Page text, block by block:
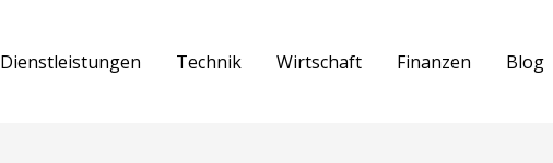
Dienstleistungen Technik Wirtschaft Finanzen Blog